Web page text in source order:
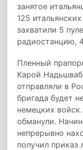
занятое
125
захватили 5
радиостанцию,
Пленный
Карой Надьшваб
отправляли в
бригада будет
немецких
обманули.
непрерывно
получил